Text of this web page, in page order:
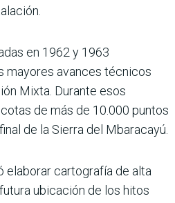
en 1962 y 1963
mayores avances técnicos
Mixta. Durante esos
de más de 10.000 puntos
de la Sierra del Mbaracayú.
elaborar cartografía de alta
ubicación de los hitos